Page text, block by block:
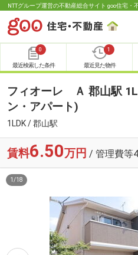
NTTグループ運営の不動産総合サイト goo住宅・
0
最近検索した条件
1
最近見た物件
フィオーレ Ａ 郡山駅
ン・アパート)
1LDK / 郡山駅
賃料6.50万円 / 管理費等
1 /18